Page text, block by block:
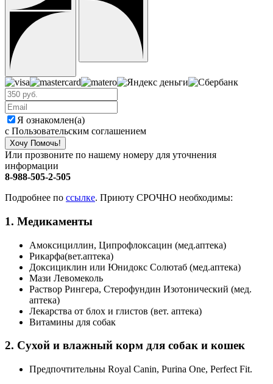
Я ознакомлен(а)
с Пользовательским соглашением
Хочу Помочь!
Или прозвоните по нашему номеру для уточнения
информации
8-988-505-2-505
Подробнее по ссылке. Приюту СРОЧНО необходимы:
1. Медикаменты
Амоксициллин, Ципрофлоксацин (мед.аптека)
Рикарфа(вет.аптека)
Доксициклин или Юнидокс Солютаб (мед.аптека)
Мази Левомеколь
Раствор Рингера, Стерофундин Изотонический (мед.
аптека)
Лекарства от блох и глистов (вет. аптека)
Витамины для собак
2. Сухой и влажный корм для собак и кошек
Предпочтительны Royal Canin, Purina One, Perfect Fit.